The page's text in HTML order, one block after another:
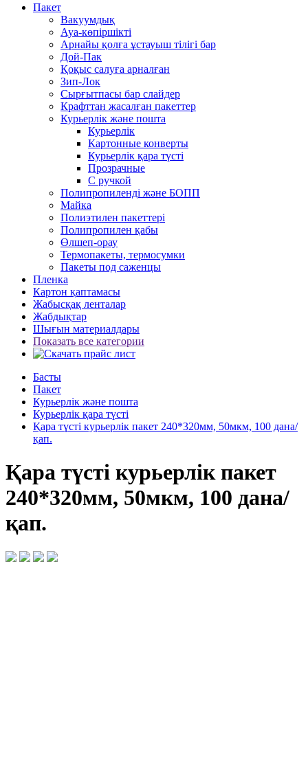
Пакет
Вакуумдық
Ауа-көпіршікті
Арнайы қолға ұстауыш тілігі бар
Дой-Пак
Қоқыс салуға арналған
Зип-Лок
Сырғытпасы бар слайдер
Крафттан жасалған пакеттер
Курьерлік және пошта
Курьерлік
Картонные конверты
Курьерлік қара түсті
Прозрачные
С ручкой
Полипропиленді және БОПП
Майка
Полиэтилен пакеттері
Полипропилен қабы
Өлшеп-орау
Термопакеты, термосумки
Пакеты под саженцы
Пленка
Картон қаптамасы
Жабысқақ ленталар
Жабдықтар
Шығын материалдары
Показать все категории
Басты
Пакет
Курьерлік және пошта
Курьерлік қара түсті
Қара түсті курьерлік пакет 240*320мм, 50мкм, 100 дана/
қап.
Қара түсті курьерлік пакет
240*320мм, 50мкм, 100 дана/
қап.